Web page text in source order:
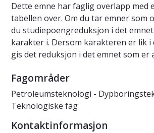
Dette emne har faglig overlapp med
tabellen over. Om du tar emner som
du studiepoengreduksjon i det
karakter i. Dersom karakteren er lik i
gis det reduksjon i det emnet som er
Fagområder
Petroleumsteknologi -
Teknologiske fag
Kontaktinformasjon